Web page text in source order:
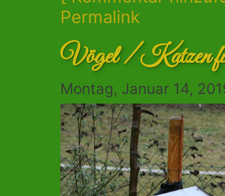
Permalink
Vögel / Katzen
Montag, Januar 14,